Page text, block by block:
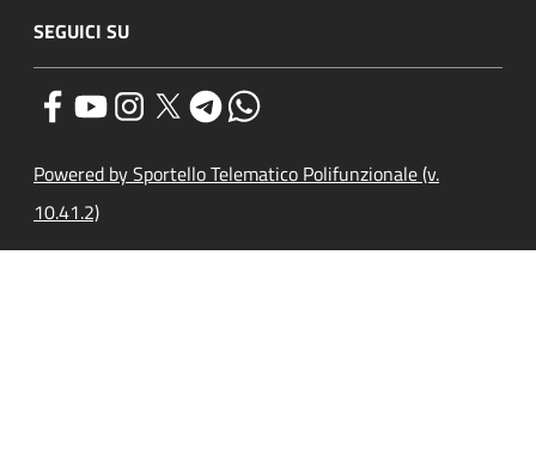
SEGUICI SU
Powered by Sportello Telematico Polifunzionale (v.
10.41.2)